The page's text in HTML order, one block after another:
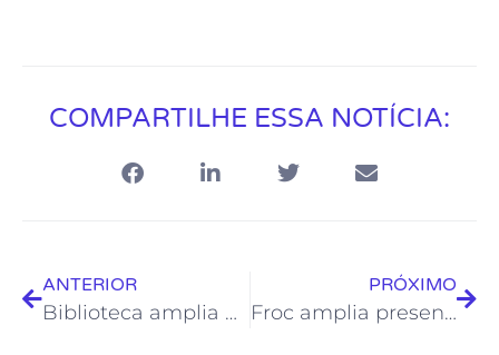
COMPARTILHE ESSA NOTÍCIA:
ANTERIOR
Biblioteca amplia acervo com doação estadual
PRÓXIMO
Froc amplia presença no Rio das Ostras Jazz & Blues